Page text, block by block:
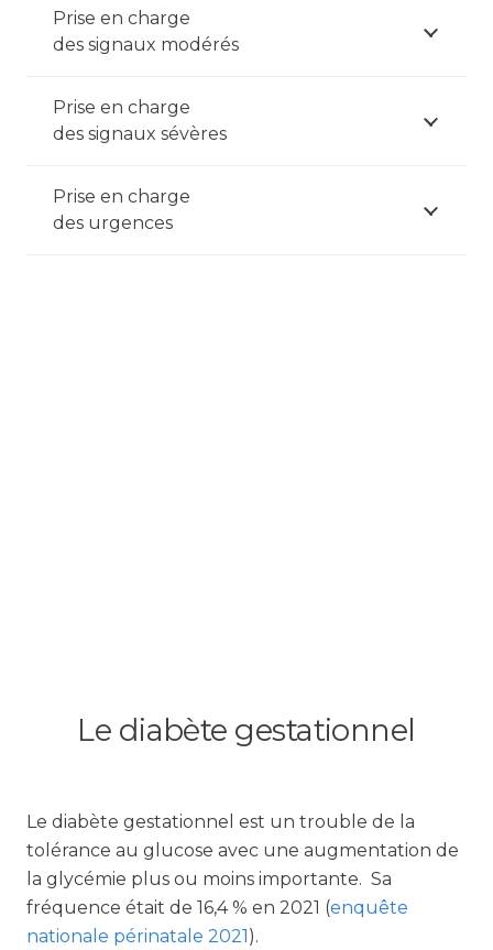
Prise en charge
des signaux modérés
Prise en charge
des signaux sévères
Prise en charge
des urgences
Le diabète gestationnel
Le diabète gestationnel est un trouble de la
tolérance au glucose avec une augmentation de
la glycémie plus ou moins importante. Sa
fréquence était de 16,4 % en 2021 (enquête
nationale périnatale 2021).